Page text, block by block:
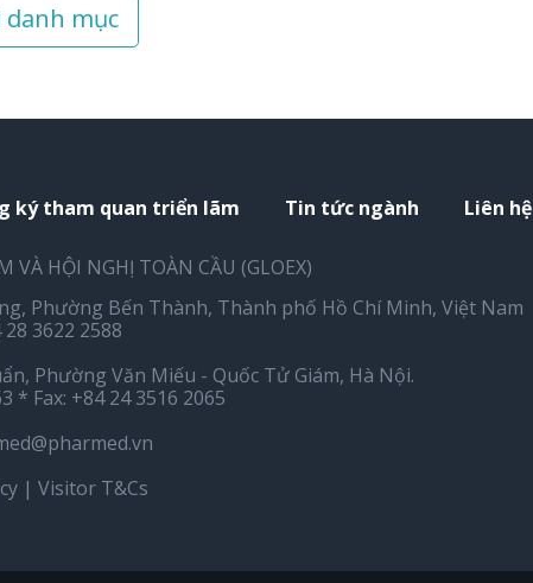
danh mục
ký tham quan triển lãm Tin tức ngành Liên hệ
VÀ HỘI NGHỊ TOÀN CẦU (GLOEX)
Phường Bến Thành, Thành phố Hồ Chí Minh, Việt Nam
28 3622 2588
Phường Văn Miếu - Quốc Tử Giám, Hà Nội.
* Fax: +84 24 3516 2065
| Visitor T&Cs